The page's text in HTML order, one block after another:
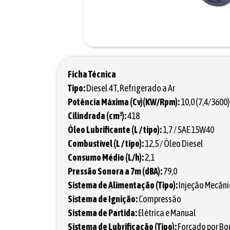
Ficha Técnica
Tipo:Diesel 4T, Refrigerado a Ar
Potência Máxima (Cv)(KW/Rpm):10,0 (7,4/3600)
Cilindrada (cm³):418
Óleo Lubrificante (L / tipo):1,7 / SAE 15W40
Combustível (L / tipo):12,5 / Óleo Diesel
Consumo Médio (L/h):2,1
Pressão Sonora a 7m (dBA):79,0
Sistema de Alimentação (Tipo):Injeção
Sistema de Ignição:Compressão
Sistema de Partida:Elétrica e Manual
Sistema de Lubrificação (Tipo):Forçado por